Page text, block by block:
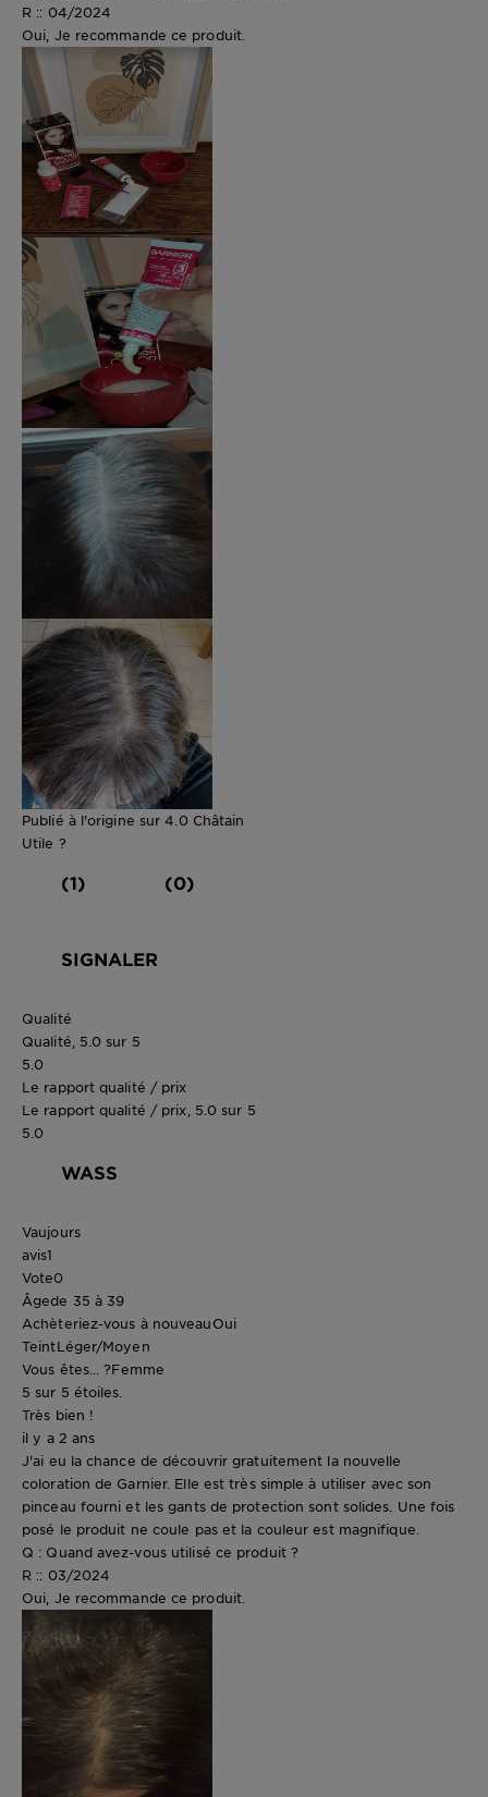
R :: 04/2024
Oui, Je recommande ce produit.
Publié à l'origine sur 4.0 Châtain
Utile ?
(1) (0)
SIGNALER
Qualité
Qualité, 5.0 sur 5
5.0
Le rapport qualité / prix
Le rapport qualité / prix, 5.0 sur 5
5.0
WASS
Vaujours
avis1
Vote0
Âgede 35 à 39
Achèteriez-vous à nouveauOui
TeintLéger/Moyen
Vous êtes... ?Femme
5 sur 5 étoiles.
Très bien !
il y a 2 ans
J'ai eu la chance de découvrir gratuitement la nouvelle
coloration de Garnier. Elle est très simple à utiliser avec son
pinceau fourni et les gants de protection sont solides. Une fois
posé le produit ne coule pas et la couleur est magnifique.
Q : Quand avez-vous utilisé ce produit ?
R :: 03/2024
Oui, Je recommande ce produit.